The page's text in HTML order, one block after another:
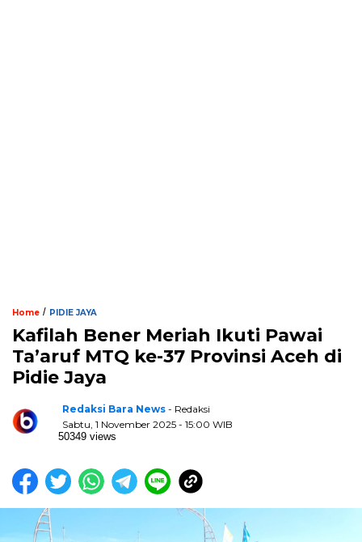
Home / PIDIE JAYA
Kafilah Bener Meriah Ikuti Pawai
Ta’aruf MTQ ke-37 Provinsi Aceh di
Pidie Jaya
Redaksi Bara News - Redaksi
Sabtu, 1 November 2025 - 15:00 WIB
50349 views